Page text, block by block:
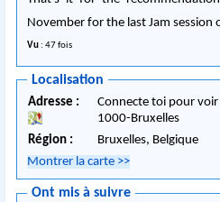
November for the last Jam session
Vu : 47 fois
Localisation
Adresse :
Connecte toi pour
1000-Bruxelles
Région :
Bruxelles, Belgique
Montrer la carte >>
Ont mis à suivre